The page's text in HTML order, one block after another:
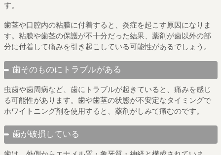
す。
歯茎や口腔内の粘膜に付着すると、炎症を起こす原因になりま
す。粘膜や歯茎の保護が不十分だった結果、薬剤が歯以外の部
分に付着して痛みを引き起こしている可能性があるでしょう。
歯そのものにトラブルがある
虫歯や歯周病など、歯にトラブルが起きていると、痛みを感じ
る可能性があります。歯や歯茎の状態が不安定なタイミングで
ホワイトニング剤を使用すると、薬剤がしみて痛むのです。
歯が破損している